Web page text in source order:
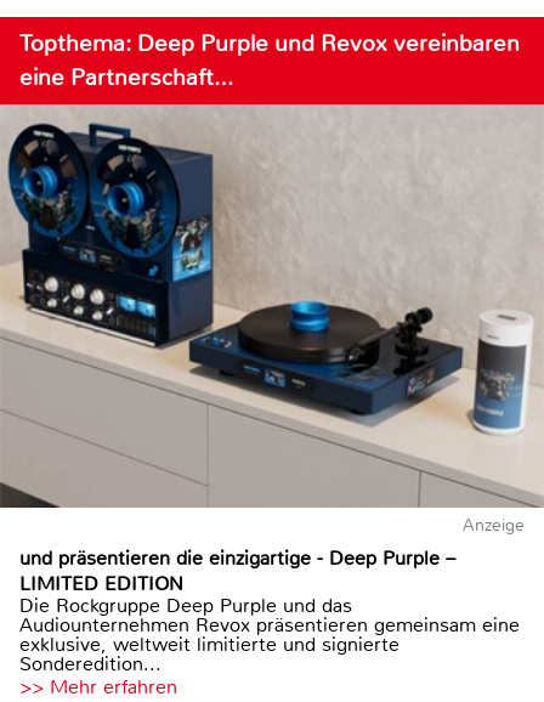
Topthema: Deep Purple und Revox vereinbaren
eine Partnerschaft…
Anzeige
und präsentieren die einzigartige - Deep Purple –
LIMITED EDITION
Die Rockgruppe Deep Purple und das
Audiounternehmen Revox präsentieren gemeinsam eine
exklusive, weltweit limitierte und signierte
Sonderedition...
>> Mehr erfahren